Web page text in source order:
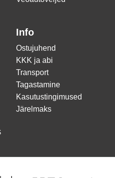
Info
Ostujuhend
KKK ja abi
Transport
Tagastamine
Kasutustingimused
Järelmaks